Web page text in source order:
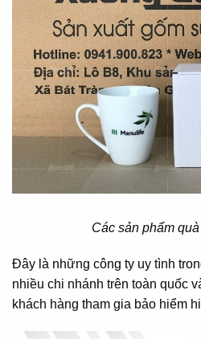
Các sản phẩm
Đây là những công ty uy tình
nhiều chi nhánh trên toàn quốc
khách hàng tham gia bảo hiểm